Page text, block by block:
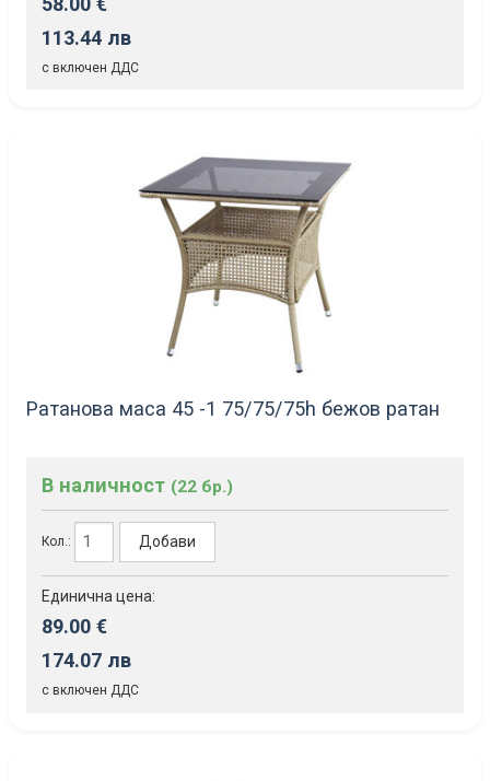
113.44 лв
с включен ДДС
Ратанова маса 45 -1 75/75/75h бежов ратан
В наличност (22 бр.)
Кол.: Добави
Единична цена:
89.00 €
174.07 лв
с включен ДДС